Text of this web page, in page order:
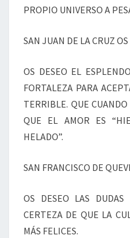
PROPIO UNIVERSO A
SAN JUAN DE LA CRUZ OS
OS DESEO EL
FORTALEZA PARA
TERRIBLE. QUE
QUE EL AMOR ES
HELADO”.
SAN FRANCISCO DE
OS DESEO LAS
CERTEZA DE QUE LA
MÁS FELICES.